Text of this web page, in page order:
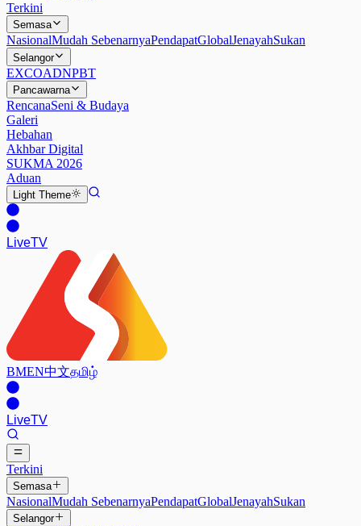
Terkini
Semasa
NasionalMudah SebenarnyaPendapatGlobalJenayahSukan
Selangor
EXCOADNPBT
Pancawarna
RencanaSeni & Budaya
Galeri
Hebahan
Akhbar Digital
SUKMA 2026
Aduan
Light Theme
LiveTV
BMEN中文தமிழ்
LiveTV
Terkini
Semasa
NasionalMudah SebenarnyaPendapatGlobalJenayahSukan
Selangor